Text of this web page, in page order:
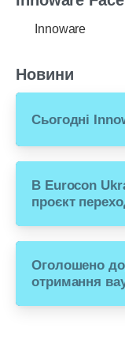
Innoware
Новини
Сьогодні
В Eurocon
проєкт
Оголошено
отримання